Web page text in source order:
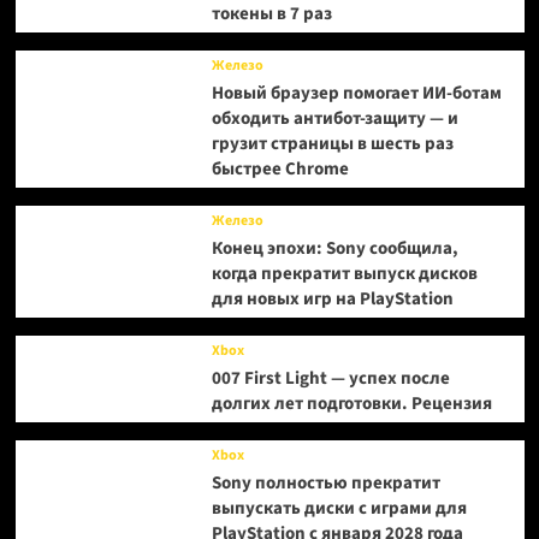
токены в 7 раз
Железо
Новый браузер помогает ИИ-ботам
обходить антибот-защиту — и
грузит страницы в шесть раз
быстрее Chrome
Железо
Конец эпохи: Sony сообщила,
когда прекратит выпуск дисков
для новых игр на PlayStation
Xbox
007 First Light — успех после
долгих лет подготовки. Рецензия
Xbox
Sony полностью прекратит
выпускать диски с играми для
PlayStation с января 2028 года